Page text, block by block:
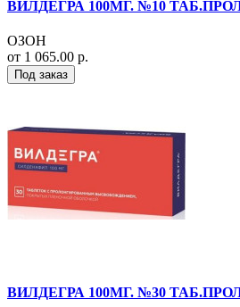
ВИЛДЕГРА 100МГ. №10
ОЗОН
от 1 065.00 р.
Под заказ
ВИЛДЕГРА 100МГ. №30